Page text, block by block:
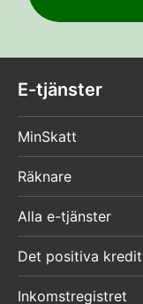
E-tjänster
MinSkatt
Räknare
Alla e-tjänster
Det positiva
Inkomstregistret